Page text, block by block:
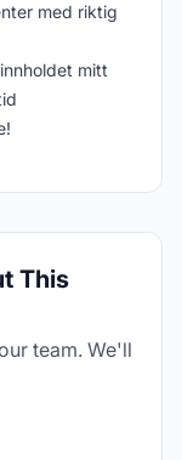
med riktig
mitt
This
team. We'll